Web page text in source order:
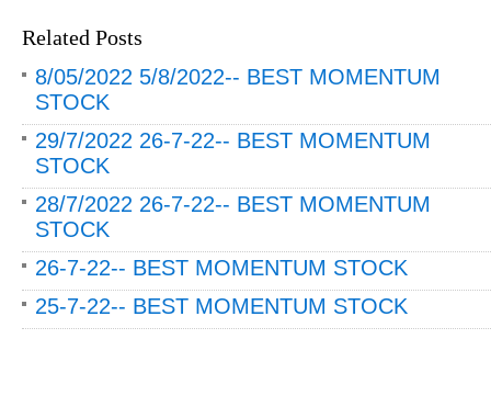
Related Posts
8/05/2022 5/8/2022-- BEST MOMENTUM
STOCK
29/7/2022 26-7-22-- BEST MOMENTUM
STOCK
28/7/2022 26-7-22-- BEST MOMENTUM
STOCK
26-7-22-- BEST MOMENTUM STOCK
25-7-22-- BEST MOMENTUM STOCK